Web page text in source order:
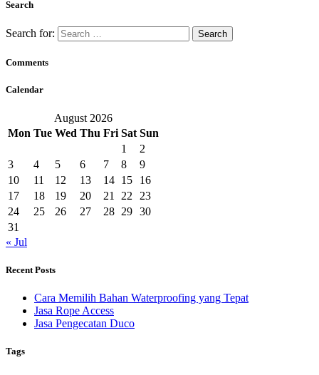
Search
Search for:
Comments
Calendar
August 2026
Mon Tue Wed Thu Fri Sat Sun
1
2
3
4 5 6 7 8
9
10
11 12 13 14 15
16
17
18 19 20 21 22
23
24
25 26 27 28 29 30
31
« Jul
Recent Posts
Cara Memilih Bahan Waterproofing yang Tepat
Jasa Rope Access
Jasa Pengecatan Duco
Tags